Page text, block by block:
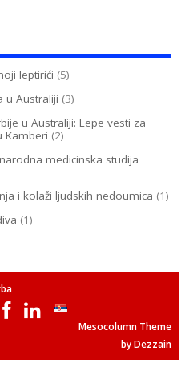
leptirići (5)
u Australiji (3)
u Australiji: Lepe vesti za
Kamberi (2)
medicinska studija
i kolaži ljudskih nedoumica (1)
(1)
Mesocolumn Theme
by Dezzain